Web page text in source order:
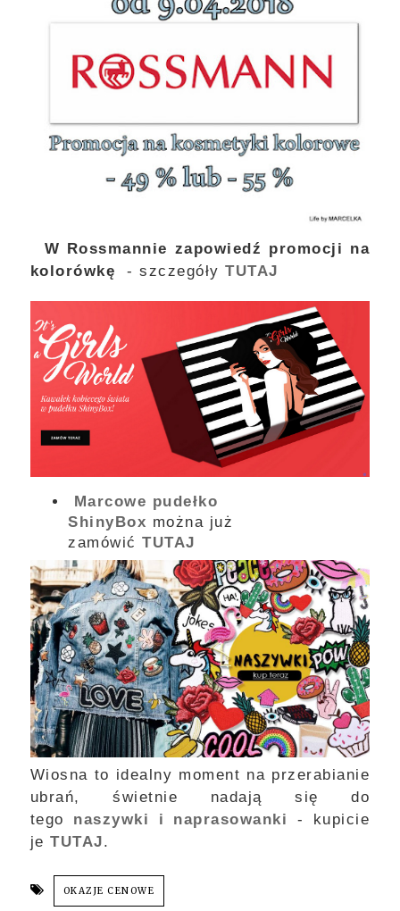
W Rossmannie zapowiedź promocji na
kolorówkę
- szczegóły TUTAJ
Marcowe pudełko
ShinyBox można już
zamówićTUTAJ
Wiosna to idealny moment na przerabianie
ubrań, świetnie nadają się do
tego naszywki i naprasowanki
- kupicie
jeTUTAJ.
OKAZJE CENOWE